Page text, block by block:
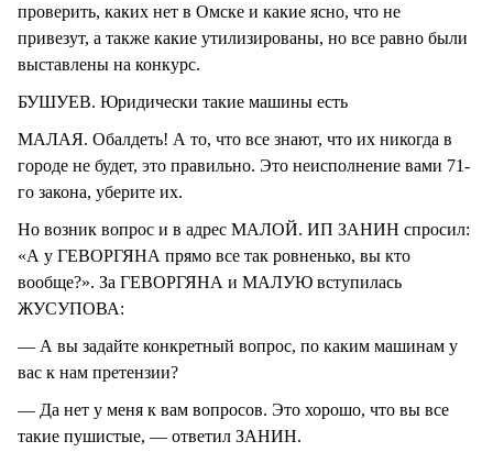
проверить, каких нет в Омске и какие ясно, что не
привезут, а также какие утилизированы, но все равно были
выставлены на конкурс.
БУШУЕВ. Юридически такие машины есть
МАЛАЯ. Обалдеть! А то, что все знают, что их никогда в
городе не будет, это правильно. Это неисполнение вами 71-
го закона, уберите их.
Но возник вопрос и в адрес МАЛОЙ. ИП ЗАНИН спросил:
«А у ГЕВОРГЯНА прямо все так ровненько, вы кто
вообще?». За ГЕВОРГЯНА и МАЛУЮ вступилась
ЖУСУПОВА:
— А вы задайте конкретный вопрос, по каким машинам у
вас к нам претензии?
— Да нет у меня к вам вопросов. Это хорошо, что вы все
такие пушистые, — ответил ЗАНИН.